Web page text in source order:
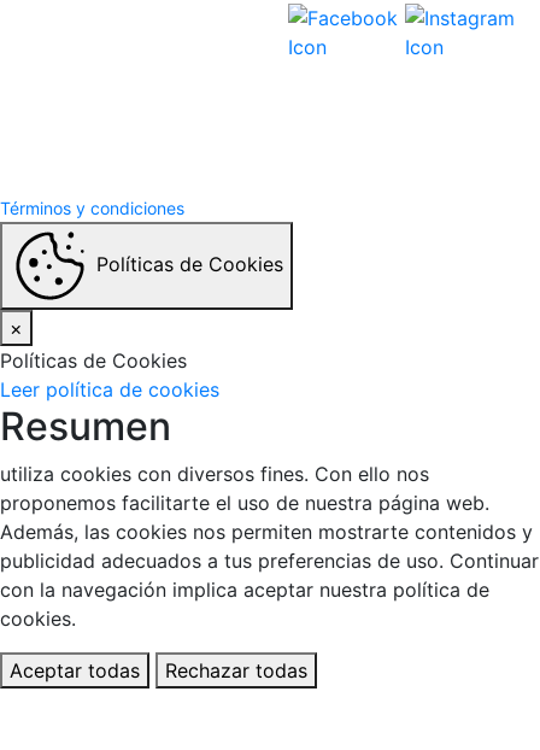
Términos y condiciones
Políticas de Cookies
×
Políticas de Cookies
Leer política de cookies
Resumen
utiliza cookies con diversos fines. Con ello nos
proponemos facilitarte el uso de nuestra página web.
Además, las cookies nos permiten mostrarte contenidos y
publicidad adecuados a tus preferencias de uso. Continuar
con la navegación implica aceptar nuestra política de
cookies.
Aceptar todas Rechazar todas